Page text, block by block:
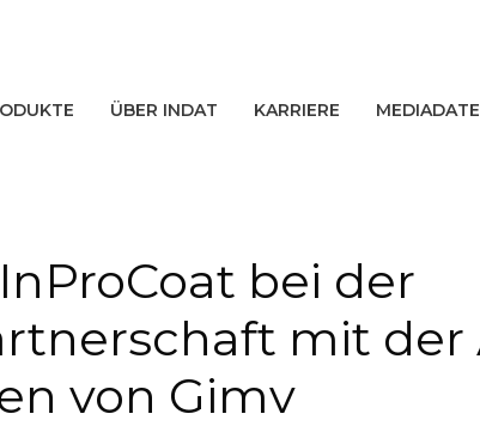
ÜBER INDAT KARRIERE
bei der
mit der
von Gimv